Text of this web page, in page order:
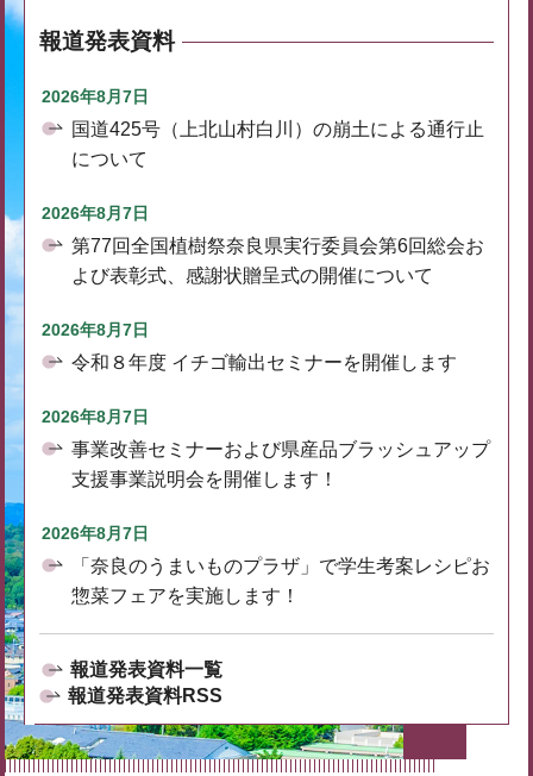
報道発表資料
2026年8月7日
国道425号（上北山村白川）の崩土による通行止
について
2026年8月7日
第77回全国植樹祭奈良県実行委員会第6回総会お
よび表彰式、感謝状贈呈式の開催について
2026年8月7日
令和８年度 イチゴ輸出セミナーを開催します
2026年8月7日
事業改善セミナーおよび県産品ブラッシュアップ
支援事業説明会を開催します！
2026年8月7日
「奈良のうまいものプラザ」で学生考案レシピお
惣菜フェアを実施します！
報道発表資料一覧
報道発表資料RSS